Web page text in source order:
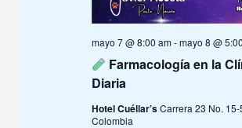
Farmacología en la
Diaria
mayo 7 @ 8:00 am-mayo 8 @
Hotel Cuéllar’sCarrera 23 No. 15-
Colombia